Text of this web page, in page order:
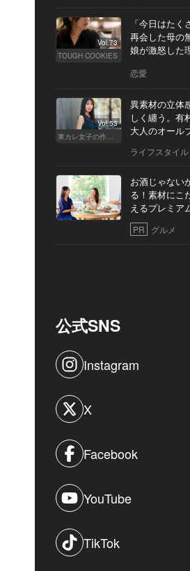
Vol.73
TOUGH COOKIES
「今日はたく
再会した母の
娘が激怒した
恋愛
Vol.53
東カレ女子の作り方
異素材の立体
しく纏う。有
大人のオール
ライフスタイル
お酒じゃない
る！素材にこ
えるプレミア
PR グルメ
公式SNS
Instagram
X
Facebook
YouTube
TikTok